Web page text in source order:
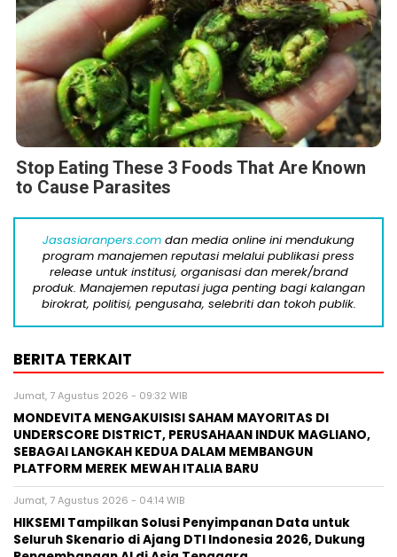
Stop Eating These 3 Foods That Are Known
to Cause Parasites
Jasasiaranpers.com dan media online ini mendukung
program manajemen reputasi melalui publikasi press
release untuk institusi, organisasi dan merek/brand
produk. Manajemen reputasi juga penting bagi kalangan
birokrat, politisi, pengusaha, selebriti dan tokoh publik.
BERITA TERKAIT
Jumat, 7 Agustus 2026 - 09:32 WIB
MONDEVITA MENGAKUISISI SAHAM MAYORITAS DI
UNDERSCORE DISTRICT, PERUSAHAAN INDUK MAGLIANO,
SEBAGAI LANGKAH KEDUA DALAM MEMBANGUN
PLATFORM MEREK MEWAH ITALIA BARU
Jumat, 7 Agustus 2026 - 04:14 WIB
HIKSEMI Tampilkan Solusi Penyimpanan Data untuk
Seluruh Skenario di Ajang DTI Indonesia 2026, Dukung